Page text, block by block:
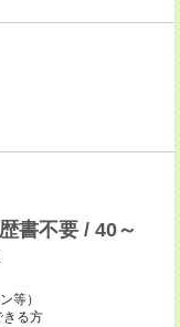
書不要 / 40～
等）
きる方